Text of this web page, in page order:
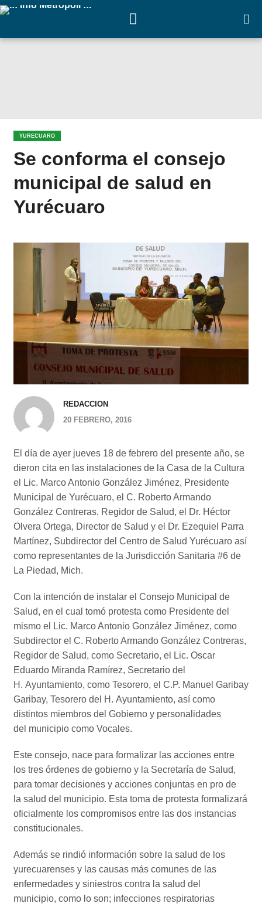
YURECUARO
Se conforma el consejo
municipal de salud en
Yurécuaro
REDACCION
20 FEBRERO, 2016
El día de ayer jueves 18 de febrero del presente año, se
dieron cita en las instalaciones de la Casa de la Cultura
el Lic. Marco Antonio González Jiménez, Presidente
Municipal de Yurécuaro, el C. Roberto Armando
González Contreras, Regidor de Salud, el Dr. Héctor
Olvera Ortega, Director de Salud y el Dr. Ezequiel Parra
Martínez, Subdirector del Centro de Salud Yurécuaro así
como representantes de la Jurisdicción Sanitaria #6 de
La Piedad, Mich.
Con la intención de instalar el Consejo Municipal de
Salud, en el cual tomó protesta como Presidente del
mismo el Lic. Marco Antonio González Jiménez, como
Subdirector el C. Roberto Armando González Contreras,
Regidor de Salud, como Secretario, el Lic. Oscar
Eduardo Miranda Ramírez, Secretario del
H. Ayuntamiento, como Tesorero, el C.P. Manuel Garibay
Garibay, Tesorero del H. Ayuntamiento, así como
distintos miembros del Gobierno y personalidades
del municipio como Vocales.
Este consejo, nace para formalizar las acciones entre
los tres órdenes de gobierno y la Secretaría de Salud,
para tomar decisiones y acciones conjuntas en pro de
la salud del municipio. Esta toma de protesta formalizará
oficialmente los compromisos entre las dos instancias
constitucionales.
Además se rindió información sobre la salud de los
yurecuarenses y las causas más comunes de las
enfermedades y siniestros contra la salud del
municipio, como lo son; infecciones respiratorias